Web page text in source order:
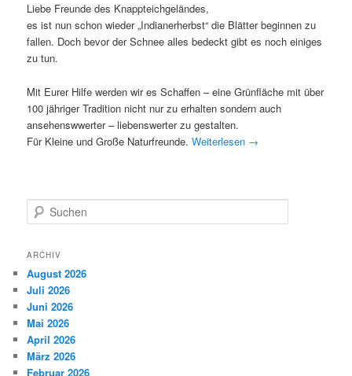
Liebe Freunde des Knappteichgeländes,
es ist nun schon wieder „Indianerherbst“ die Blätter beginnen zu
fallen. Doch bevor der Schnee alles bedeckt gibt es noch einiges
zu tun.
Mit Eurer Hilfe werden wir es Schaffen – eine Grünfläche mit über
100 jähriger Tradition nicht nur zu erhalten sondern auch
ansehenswwerter – liebenswerter zu gestalten.
Für Kleine und Große Naturfreunde.Weiterlesen →
u
h
n
ARCHIV
August 2026
Juli 2026
Juni 2026
Mai 2026
April 2026
März 2026
Februar 2026